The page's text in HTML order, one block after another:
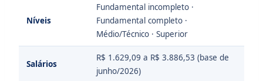
Níveis
Fundamental incompleto ·
Fundamental completo ·
Médio/Técnico · Superior
Salários
R$ 1.629,09 a R$ 3.886,53 (base de
junho/2026)